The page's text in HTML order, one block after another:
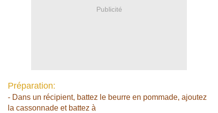
Publicité
Préparation:
- Dans un récipient, battez le beurre en pommade, ajoutez
la cassonnade et battez à